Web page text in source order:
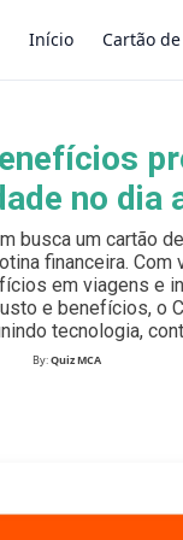
Início Cartão
×
no dia
busca um cartão
financeira. Com
em viagens e
e benefícios, o
tecnologia,
By:Quiz MCA